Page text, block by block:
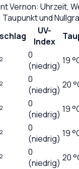
Vernon: Uhrzeit,
und
UV-
Index
0
(niedrig) 19
0
(niedrig) 20
0
(niedrig) 19
0
(niedrig) 19
0
(niedrig) 20